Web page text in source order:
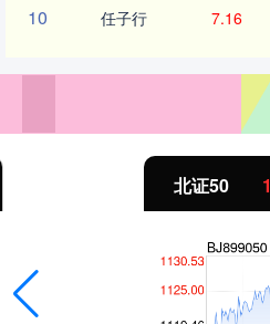
10 任子行 7.16
1122.88